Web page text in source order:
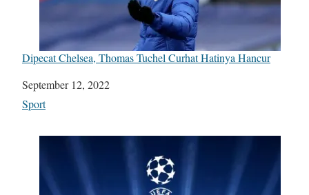
Dipecat Chelsea, Thomas Tuchel Curhat Hatinya Hancur
Date
September 12, 2022
In relation to
Sport